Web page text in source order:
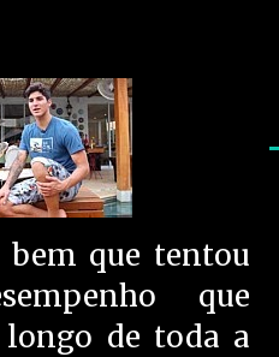
que tentou
que
de toda a